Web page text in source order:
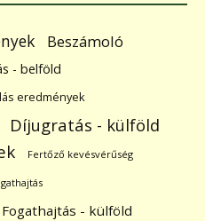
Beszámoló
- belföld
eredmények
Díjugratás - külföld
Fertőző kevésvérűség
Fogathajtás - külföld